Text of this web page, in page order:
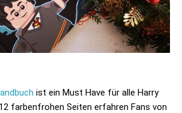
ist ein Must Have für alle Harry
farbenfrohen Seiten erfahren Fans von